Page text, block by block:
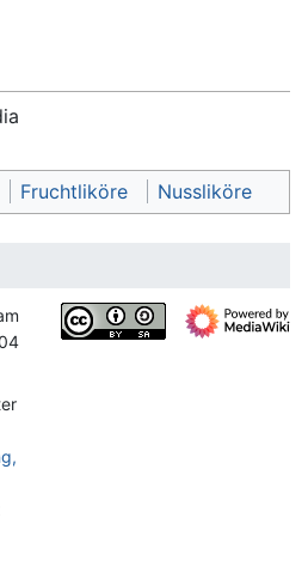
Fruchtliköre Nussliköre